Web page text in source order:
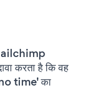
करता है कि वह
time' का